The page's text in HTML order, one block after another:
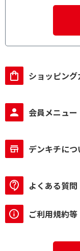
ショッピング
会員メニュー
デンキチにつ
よくある質問
ご利用規約等